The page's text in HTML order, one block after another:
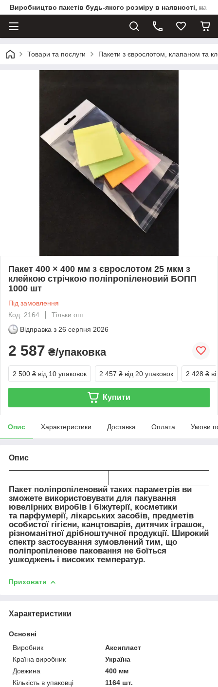
Виробництво пакетів будь-якого розміру в наявності, на
Товари та послуги Пакети з єврослотом, клапаном та
Пакет 400 × 400 мм з єврослотом 25 мкм з
клейкою стрічкою поліпропіленовий БОПП
1000 шт
Під замовлення
Код: 2164
Тільки опт
Відправка з 26 серпня 2026
2 587 ₴/упаковка
2 500 ₴ від 10 упаковок 2 457 ₴ від 20 упаковок 2 428 ₴
Купити
Опис Характеристики Доставка Оплата Умови
Опис
Пакет поліпропіленовий таких параметрів ви
зможете використовувати для пакування
ювелірних виробів і біжутерії, косметики
та парфумерії, лікарських засобів, предметів
особистої гігієни, канцтоварів, дитячих іграшок,
різноманітної дрібноштучної продукції. Широкий
спектр застосування зумовлений тим, що
поліпропіленове паковання не боїться
ушкоджень і високих температур.
Приховати
Характеристики
Основні
Виробник
Аксипласт
Країна виробник
Україна
Довжина
400 мм
Кількість в упаковці
1164 шт.